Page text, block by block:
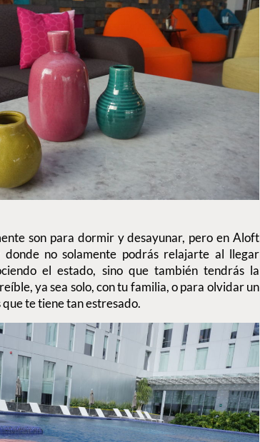
son para dormir y desayunar, pero en Aloft
no solamente podrás relajarte al llegar
el estado, sino que también tendrás la
ya sea solo, con tu familia, o para olvidar un
te tiene tan estresado.